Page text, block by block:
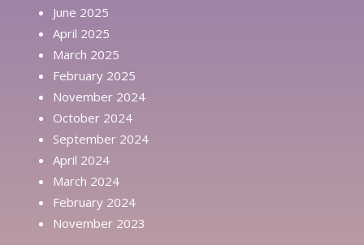
June 2025
April 2025
March 2025
February 2025
November 2024
October 2024
September 2024
April 2024
March 2024
February 2024
November 2023